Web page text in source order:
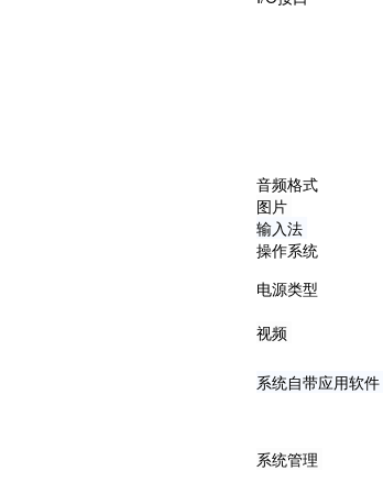
音频格式
图片
输入法
操作系统
电源类型
视频
系统自带应用软件
系统管理